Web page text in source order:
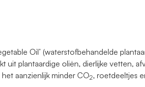
Oil’ (waterstofbehandelde
uit plantaardige oliën, dierlijke vetten,
aanzienlijk minder CO2, roetdeeltjes